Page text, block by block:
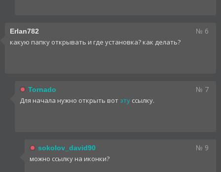
Erlan782 № 6
какую папку открывать и где установка? как делать?
Tornado № 7
Для начала нужно открыть вот эту ссылку.
sokolov_david90 № 9
можно ссылку на иконки?